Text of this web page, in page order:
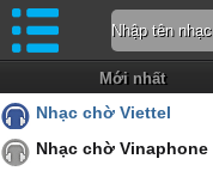
Mới nhất
Nhạc chờ Viettel
Nhạc chờ Vinaphone